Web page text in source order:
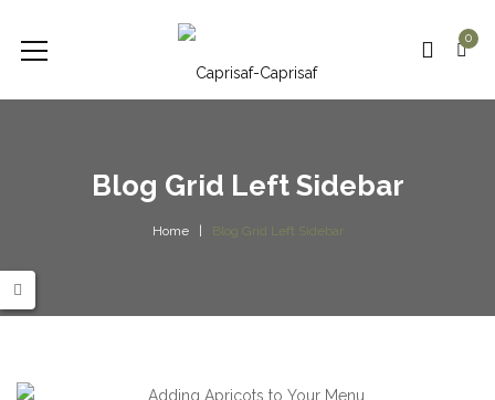
0
Blog Grid Left Sidebar
Home Blog Grid Left Sidebar